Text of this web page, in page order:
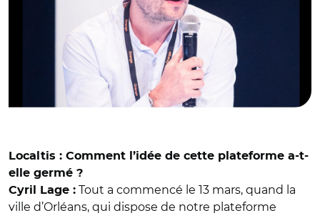
Localtis : Comment l’idée de cette plateforme a-t-
elle germé ?
Cyril Lage : Tout a commencé le 13 mars, quand la
ville d’Orléans, qui dispose de notre plateforme